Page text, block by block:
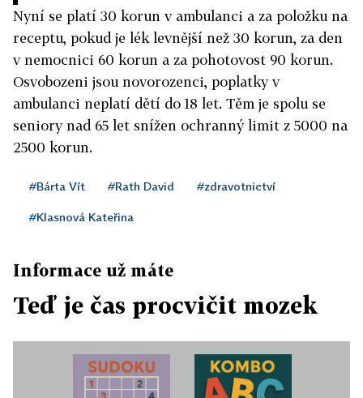
Nyní se platí 30 korun v ambulanci a za položku na
receptu, pokud je lék levnější než 30 korun, za den
v nemocnici 60 korun a za pohotovost 90 korun.
Osvobozeni jsou novorozenci, poplatky v
ambulanci neplatí dětí do 18 let. Těm je spolu se
seniory nad 65 let snížen ochranný limit z 5000 na
2500 korun.
#Bárta Vít #Rath David #zdravotnictví
#Klasnová Kateřina
Informace už máte
Teď je čas procvičit mozek